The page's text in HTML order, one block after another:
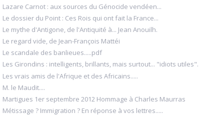
Lazare Carnot : aux sources du Génocide vendéen...
Le dossier du Point : Ces Rois qui ont fait la France...
Le mythe d'Antigone, de l'Antiquité à... Jean Anouilh.
Le regard vide, de Jean-François Mattéi
Le scandale des banlieues.....pdf
Les Girondins : intelligents, brillants, mais surtout... "idiots utiles".
Les vrais amis de l'Afrique et des Africains.....
M. le Maudit....
Martigues 1er septembre 2012 Hommage à Charles Maurras
Métissage ? Immigration ? En réponse à vos lettres.....